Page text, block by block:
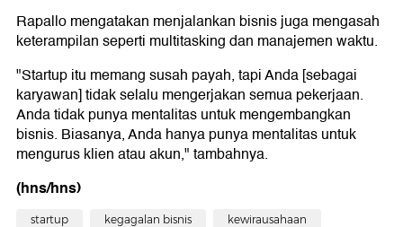
Rapallo mengatakan menjalankan bisnis juga mengasah
keterampilan seperti multitasking dan manajemen waktu.
"Startup itu memang susah payah, tapi Anda [sebagai
karyawan] tidak selalu mengerjakan semua pekerjaan.
Anda tidak punya mentalitas untuk mengembangkan
bisnis. Biasanya, Anda hanya punya mentalitas untuk
mengurus klien atau akun," tambahnya.
(hns/hns)
startup kegagalan bisnis kewirausahaan